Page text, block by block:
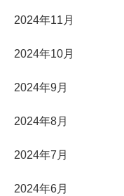
2024年11月
2024年10月
2024年9月
2024年8月
2024年7月
2024年6月